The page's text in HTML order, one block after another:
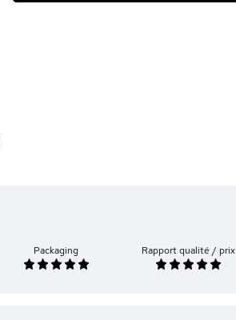
Packaging Rapport qualité / prix